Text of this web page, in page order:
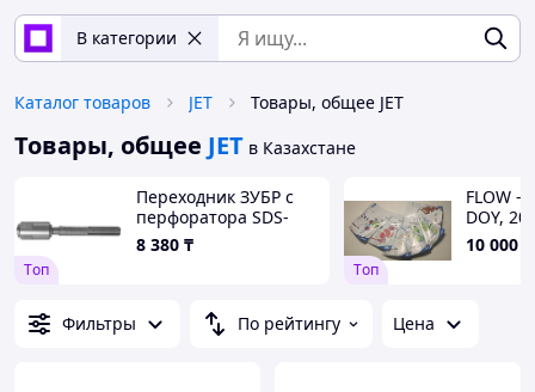
В категории
Каталог товаров JET Товары, общее JET
Товары, общее JET в Казахстане
Tоп
Переходник ЗУБР с
перфоратора SDS-
max на зажим SDS-
plus (29064_z02)
8 380 ₸
Tоп
FLOW -
DOY,
lime
10 000
Фильтры По рейтингу Цена